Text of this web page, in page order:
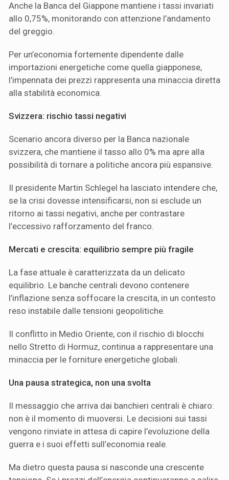
Anche la Banca del Giappone mantiene i tassi invariati
allo 0,75%, monitorando con attenzione l’andamento
del greggio.
Per un’economia fortemente dipendente dalle
importazioni energetiche come quella giapponese,
l’impennata dei prezzi rappresenta una minaccia diretta
alla stabilità economica.
Svizzera: rischio tassi negativi
Scenario ancora diverso per la Banca nazionale
svizzera, che mantiene il tasso allo 0% ma apre alla
possibilità di tornare a politiche ancora più espansive.
Il presidente Martin Schlegel ha lasciato intendere che,
se la crisi dovesse intensificarsi, non si esclude un
ritorno ai tassi negativi, anche per contrastare
l’eccessivo rafforzamento del franco.
Mercati e crescita: equilibrio sempre più fragile
La fase attuale è caratterizzata da un delicato
equilibrio. Le banche centrali devono contenere
l’inflazione senza soffocare la crescita, in un contesto
reso instabile dalle tensioni geopolitiche.
Il conflitto in Medio Oriente, con il rischio di blocchi
nello Stretto di Hormuz, continua a rappresentare una
minaccia per le forniture energetiche globali.
Una pausa strategica, non una svolta
Il messaggio che arriva dai banchieri centrali è chiaro:
non è il momento di muoversi. Le decisioni sui tassi
vengono rinviate in attesa di capire l’evoluzione della
guerra e i suoi effetti sull’economia reale.
Ma dietro questa pausa si nasconde una crescente